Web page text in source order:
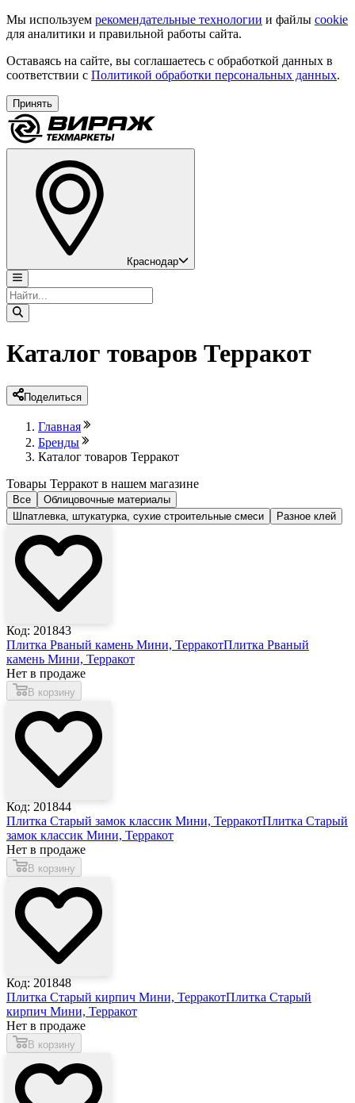
Мы используем рекомендательные технологии и файлы cookie
для аналитики и правильной работы сайта.
Оставаясь на сайте, вы соглашаетесь с обработкой данных в
соответствии с Политикой обработки персональных данных.
Принять
Краснодар
Каталог товаров Терракот
Поделиться
Главная
Бренды
Каталог товаров Терракот
Товары Терракот в нашем магазине
Все
Облицовочные материалы
Шпатлевка, штукатурка, сухие строительные смеси
Разное клей
Код: 201843
Плитка Рваный камень Мини, ТерракотПлитка Рваный
камень Мини, Терракот
Нет в продаже
В корзину
Код: 201844
Плитка Старый замок классик Мини, ТерракотПлитка Старый
замок классик Мини, Терракот
Нет в продаже
В корзину
Код: 201848
Плитка Старый кирпич Мини, ТерракотПлитка Старый
кирпич Мини, Терракот
Нет в продаже
В корзину